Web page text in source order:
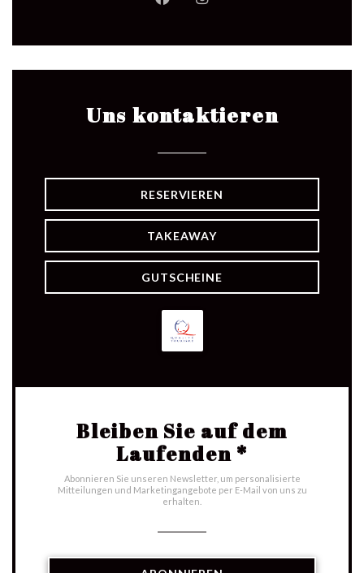
Facebook ((öffnet ein neues
Instagram ((öffnet ein
Uns kontaktieren
RESERVIEREN
TAKEAWAY
GUTSCHEINE
Bleiben Sie auf dem
Laufenden *
Abonnieren Sie unseren Newsletter, um personalisierte
Mitteilungen und Marketingangebote per E-Mail von uns zu
erhalten.